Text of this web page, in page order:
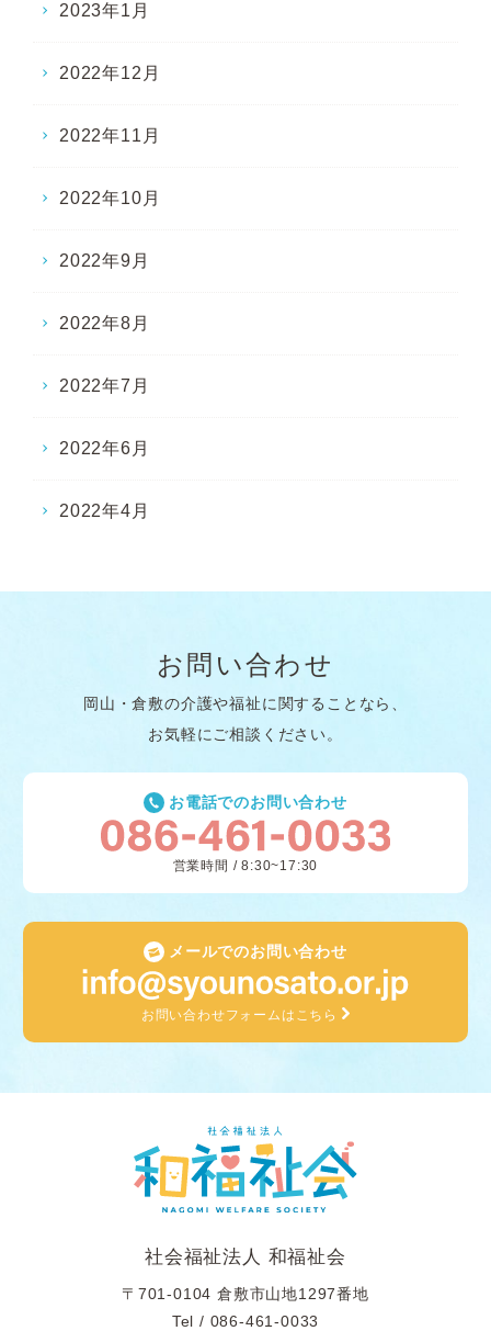
2023年1月
2022年12月
2022年11月
2022年10月
2022年9月
2022年8月
2022年7月
2022年6月
2022年4月
お問い合わせ
岡山・倉敷の介護や福祉に関することなら、
お気軽にご相談ください。
お電話でのお問い合わせ
営業時間 / 8:30~17:30
メールでのお問い合わせ
お問い合わせフォームはこちら
社会福祉法人 和福祉会
〒701-0104 倉敷市山地1297番地
Tel / 086-461-0033